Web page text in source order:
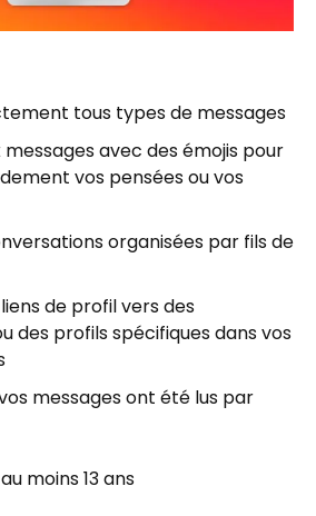
tous types de messages
messages avec des émojis pour
vos pensées ou vos
organisées par fils de
de profil vers des
des profils spécifiques dans vos
messages ont été lus par
moins 13 ans